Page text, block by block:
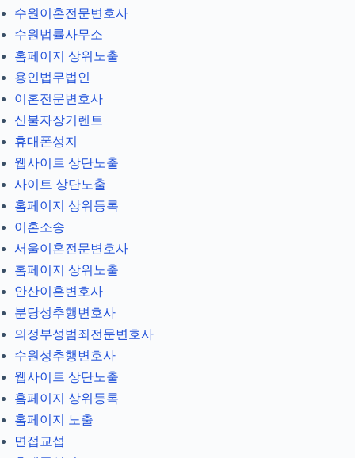
수원이혼전문변호사
수원법률사무소
홈페이지 상위노출
용인법무법인
이혼전문변호사
신불자장기렌트
휴대폰성지
웹사이트 상단노출
사이트 상단노출
홈페이지 상위등록
이혼소송
서울이혼전문변호사
홈페이지 상위노출
안산이혼변호사
분당성추행변호사
의정부성범죄전문변호사
수원성추행변호사
웹사이트 상단노출
홈페이지 상위등록
홈페이지 노출
면접교섭